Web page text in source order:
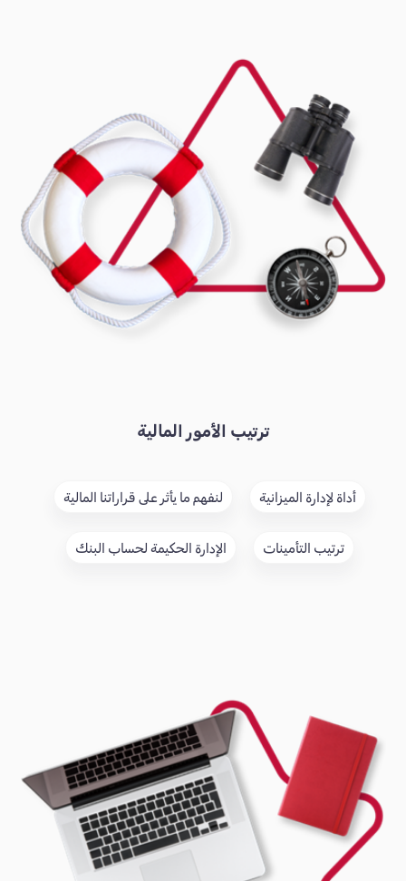
ترتيب الأمور المالية
أداة لإدارة الميزانية لنفهم ما يأثر على قراراتنا المالية
ترتيب التأمينات الإدارة الحكيمة لحساب البنك